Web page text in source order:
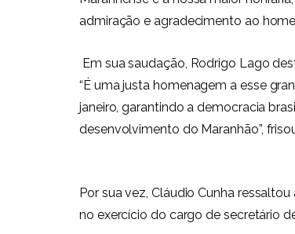
admiração e agradecimento ao
Em sua saudação, Rodrigo Lago
“É uma justa homenagem a esse
janeiro, garantindo a democracia
desenvolvimento do Maranhão”,
Por sua vez, Cláudio Cunha
no exercício do cargo de secretário